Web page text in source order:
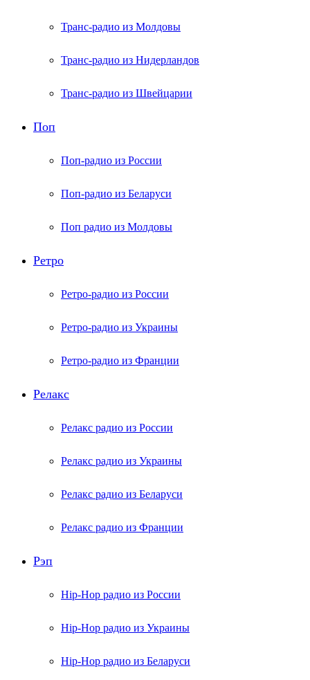
Транс-радио из Молдовы
Транс-радио из Нидерландов
Транс-радио из Швейцарии
Поп
Поп-радио из России
Поп-радио из Беларуси
Поп радио из Молдовы
Ретро
Ретро-радио из России
Ретро-радио из Украины
Ретро-радио из Франции
Релакс
Релакс радио из России
Релакс радио из Украины
Релакс радио из Беларуси
Релакс радио из Франции
Рэп
Hip-Hop радио из России
Hip-Hop радио из Украины
Hip-Hop радио из Беларуси